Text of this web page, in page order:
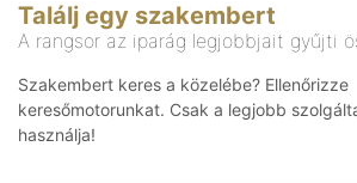
Találj egy szakembert
A rangsor az iparág legjobbjait gyűjti
Szakembert keres a közelébe? Ellenőrizze
keresőmotorunkat. Csak a legjobb
használja!